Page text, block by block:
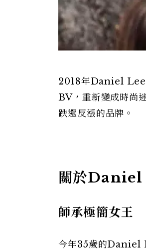
2018年Daniel Lee
BV，重新變成時尚
跌還反漲的品牌。
關於Daniel
師承極簡女王
今年35歲的Daniel